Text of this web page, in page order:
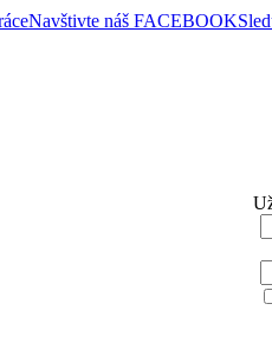
Navštivte náš FACEBOOK